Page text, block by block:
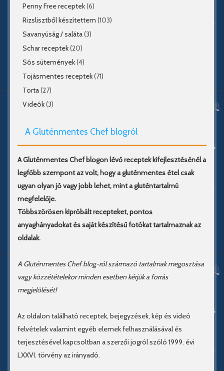
Penny Free receptek(6)
Rizslisztből készítettem (103)
Savanyúság / saláta(3)
Schar receptek(20)
Sós sütemények(4)
Tojásmentes receptek(71)
Torta(27)
Videók(3)
A Gluténmentes Chef blogról
A Gluténmentes Chef blogon lévő receptek kifejlesztésénél a
legfőbb szempont az volt, hogy a gluténmentes étel csak
ugyan olyan jó vagy jobb lehet, mint a gluténtartalmú
megfelelője.
Többszörösen kipróbált recepteket, pontos
anyaghányadokat és saját készítésű fotókat tartalmaznak az
oldalak.
A Gluténmentes Chef blog-ról származó tartalmak megosztása
vagy közzétételekor minden esetben kérjük a forrás
megjelölését!
Az oldalon található receptek, bejegyzések, kép és videó
felvételek valamint egyéb elemek felhasználásával és
terjesztésével kapcsoltban a szerzői jogról szóló 1999. évi
LXXVI. törvény az irányadó.